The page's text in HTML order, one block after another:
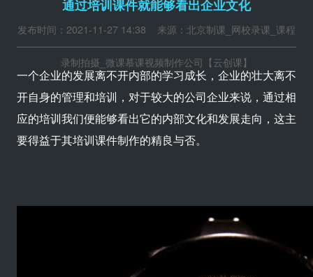
通过培训课件就能够看出企业文化
发布时间：2021-11-27 14:38 来源：北京制课_网校录课_课程
录制拍摄_微课慕课视频制作公司【云创课】
一个企业的发展离不开内部的学习成长，企业的壮大离不
开自身的管理和培训，对于较大的公司企业来说，通过相
应的培训我们便能够看出它的内部文化和发展走向，这主
要得益于其培训课件制作的精良与否。